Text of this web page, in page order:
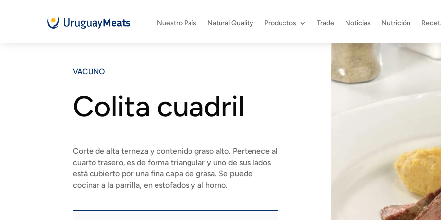
Nuestro País Natural Quality Productos Trade Noticias Nutrición
VACUNO
Colita cuadril
Corte de alta terneza y contenido graso alto. Pertenece al
cuarto trasero, es de forma triangular y uno de sus lados
está cubierto por una fina capa de grasa. Se puede
cocinar a la parrilla, en estofados y al horno.